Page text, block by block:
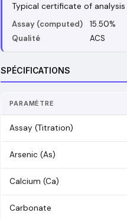
Typical certificate of
Assay (computed)
15.50%
Qualité
ACS
SPÉCIFICATIONS
PARAMÈTRE
Assay (Titration)
Arsenic (As)
Calcium (Ca)
Carbonate